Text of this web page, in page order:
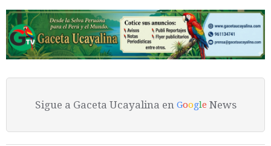
Sigue a Gaceta Ucayalina en Google News